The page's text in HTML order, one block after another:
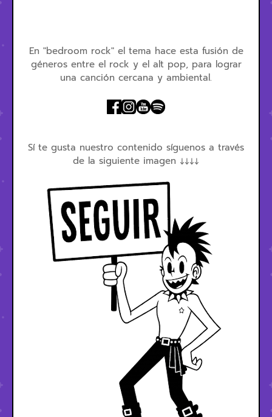
En "bedroom rock" el tema hace esta fusión de
géneros entre el rock y el alt pop, para lograr
una canción cercana y ambiental.
Sí te gusta nuestro contenido síguenos a través
de la siguiente imagen ↓↓↓↓